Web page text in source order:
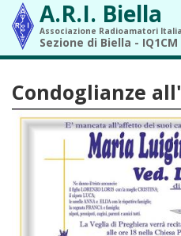
A.R.I. Biella
Associazione Radioamatori
Sezione di Biella - IQ1CM
Condoglianze